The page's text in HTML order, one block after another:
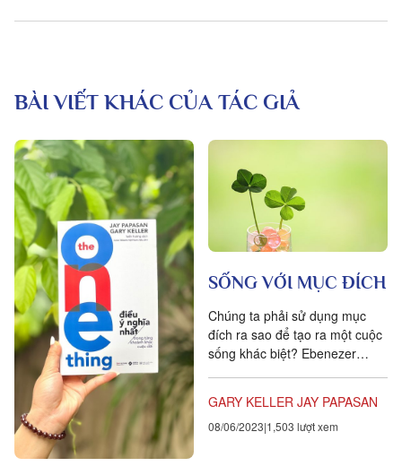
BÀI VIẾT KHÁC CỦA TÁC GIẢ
SỐNG VỚI MỤC ĐÍCH
Chúng ta phải sử dụng mục
đích ra sao để tạo ra một cuộc
sống khác biệt? Ebenezer
GARY KELLER JAY PAPASAN
08/06/2023 1,503 lượt xem